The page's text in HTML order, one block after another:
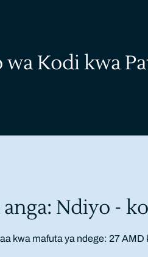
Kodi kwa
Ndiyo -
kwa mafuta ya ndege: 27 AMD